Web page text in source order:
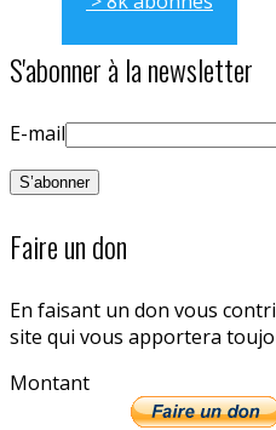
S'abonner à la newsletter
E-mail
Faire un don
En faisant un don vous
site qui vous apportera
Montant